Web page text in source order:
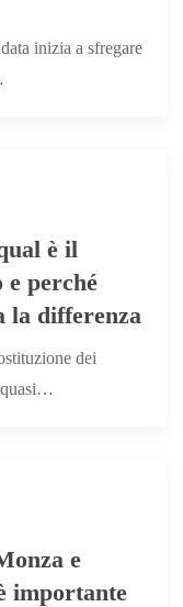
inizia a sfregare
è il
e perché
la differenza
dei
quasi…
e
importante